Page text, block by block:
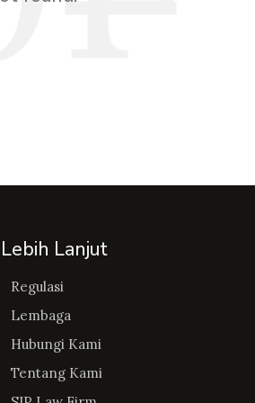
Lebih Lanjut
Regulasi
Lembaga
Hubungi Kami
Tentang Kami